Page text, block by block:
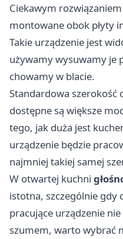
Ciekawym
montowane obok płyty
Takie urządzenie jest
używamy wysuwamy je
chowamy w blacie.
Standardowa szerokość
dostępne są większe
tego, jak duża jest
urządzenie będzie
najmniej takiej samej
W otwartej kuchni
istotna, szczególnie gdy
pracujące urządzenie
szumem, warto wybrać